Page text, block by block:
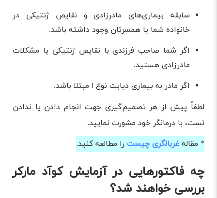
سابقه بیماری‌های مادرزادی و نقایص ژنتیکی در
خانواده شما یا همسرتان وجود داشته باشد.
اگر شما صاحب فرزندی با نقایص ژنتیکی یا مشکلات
مادرزادی هستید.
اگر مادر به بیماری دیابت نوع ۱ مبتلا باشد.
لطفاً پیش از هر تصمیم‌گیری جهت انجام دادن یا ندادن
تست، با درمانگر خود مشورت نمایید.
* مقالهغربالگری چیست را مطالعه کنید.
چه فاکتورهایی در آزمایش کوآد مارکر
بررسی خواهند شد؟